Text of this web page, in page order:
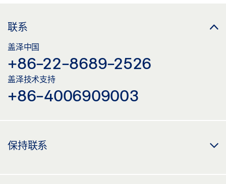
联系
盖泽中国
+86-22-8689-2526
盖泽技术支持
+86-4006909003
保持联系